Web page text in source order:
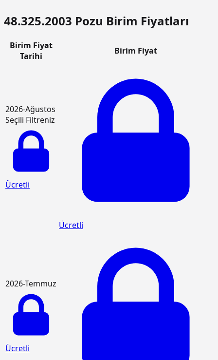
48.325.2003 Pozu Birim Fiyatları
Birim Fiyat
Tarihi
Birim Fiyat
2026-Ağustos
Seçili Filtreniz
Ücretli
Ücretli
2026-Temmuz
Ücretli